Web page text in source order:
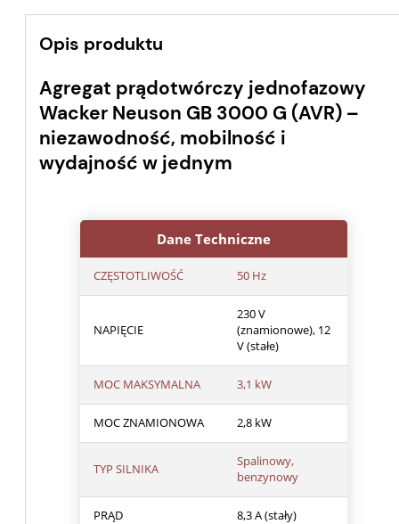
Opis produktu
Agregat prądotwórczy jednofazowy
Wacker Neuson GB 3000 G (AVR) –
niezawodność, mobilność i
wydajność w jednym
Dane Techniczne
CZĘSTOTLIWOŚĆ 50 Hz
NAPIĘCIE
230 V
(znamionowe), 12
V (stałe)
MOC MAKSYMALNA 3,1 kW
MOC ZNAMIONOWA 2,8 kW
TYP SILNIKA
Spalinowy,
benzynowy
PRĄD 8,3 A (stały)